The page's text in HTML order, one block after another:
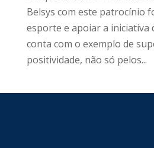
Belsys com este patrocínio
esporte e apoiar a iniciativa
conta com o exemplo de
positividade, não só pelos...